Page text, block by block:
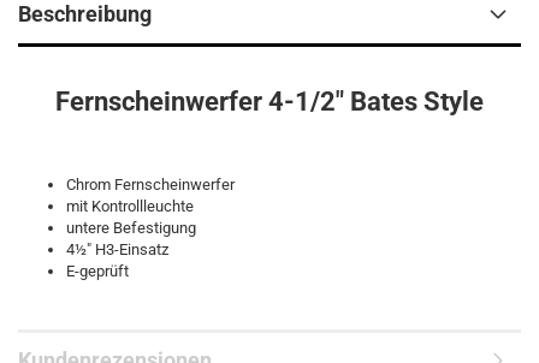
Beschreibung
Fernscheinwerfer 4-1/2" Bates Style
Chrom Fernscheinwerfer
mit Kontrollleuchte
untere Befestigung
4½" H3-Einsatz
E-geprüft